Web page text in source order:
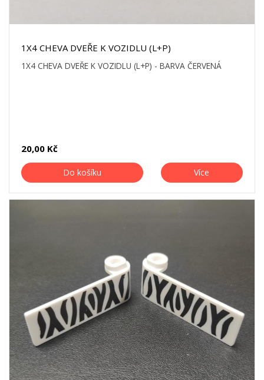
1X4 CHEVA DVEŘE K VOZIDLU (L+P)
1X4 CHEVA DVEŘE K VOZIDLU (L+P) - BARVA ČERVENÁ
20,00 Kč
Do košíku Více